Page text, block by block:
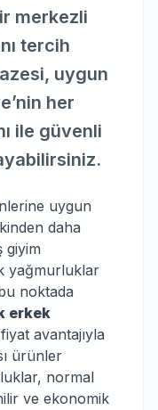
merkezli
tercih
uygun
her
ile güvenli
uygun
daha
giyim
yağmurluklar
noktada
erkek
avantajıyla
ürünler
normal
ve ekonomik